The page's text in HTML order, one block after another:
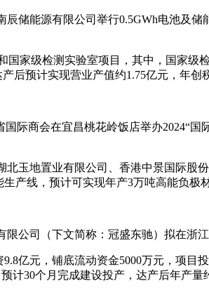
储能源有限公司举行0.5GWh电池及
家级检测实验室项目，其中，国家级
预计实现营业产值约1.75亿元，年创
际商会在宜昌桃花岭饭店举办2024“
玉地置业有限公司、香港中景国际股
产线，预计可实现年产3万吨高能负极
公司（下文简称：冠盛东驰）拟在浙
亿元，铺底流动资金5000万元，项
30个月完成建设投产，达产后年产量